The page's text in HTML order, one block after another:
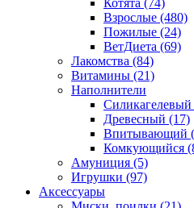
Котята (74)
Взрослые (480)
Пожилые (24)
ВетДиета (69)
Лакомства (84)
Витамины (21)
Наполнители
Силикагелевый
Древесный (17)
Впитывающий
Комкующийся
Амуниция (5)
Игрушки (97)
Аксессуары